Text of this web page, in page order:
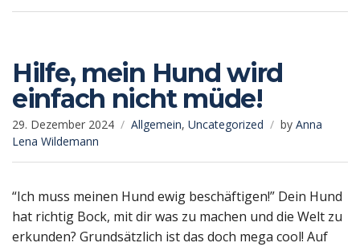
Hilfe, mein Hund wird
einfach nicht müde!
29. Dezember 2024 Allgemein, Uncategorized by Anna
Lena Wildemann
“Ich muss meinen Hund ewig beschäftigen!” Dein Hund
hat richtig Bock, mit dir was zu machen und die Welt zu
erkunden? Grundsätzlich ist das doch mega cool! Auf